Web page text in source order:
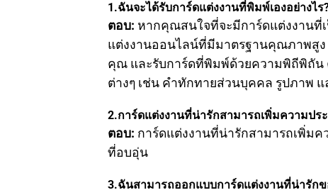
1.ฉันจะได้รับการ์ดแต่งงานที่พิมพ์เองอย่างไร
ตอบ: หากคุณสนใจที่จะมีการ์ดแต่งงาน
แต่งงานออนไลน์ที่มีมาตรฐานคุณภาพสู
คุณ และรับการ์ดที่พิมพ์ด้วยความพิถีพิถัน
ต่างๆ เช่น คำทักทายส่วนบุคคล รูปภาพ
2.การ์ดแต่งงานที่น่ารักสามารถเพิ่มความป
ตอบ: การ์ดแต่งงานที่น่ารักสามารถเพิ่ม
ที่อบอุ่น
3.ฉันสามารถออกแบบการ์ดแต่งงานที่น่ารักข